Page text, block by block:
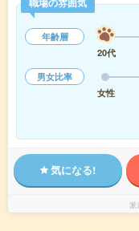
年齢層
20代
男女比率
女性
気になる!
派